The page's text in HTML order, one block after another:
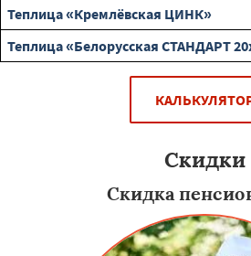
Теплица «Кремлёвская ЦИНК»
Теплица «Белорусская СТАНДАРТ
Скидки
Скидка